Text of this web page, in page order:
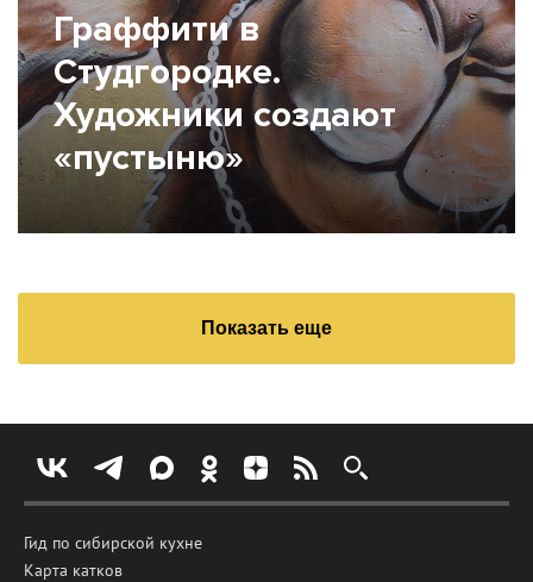
Граффити в
Студгородке.
Художники создают
«пустыню»
Показать еще
Гид по сибирской кухне
Карта катков